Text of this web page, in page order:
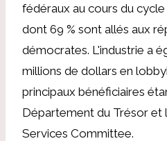
fédéraux au cours du
dont 69 % sont allés aux
démocrates. L'industrie a
millions de dollars en
principaux bénéficiaires
Département du Trésor et
Services Committee.